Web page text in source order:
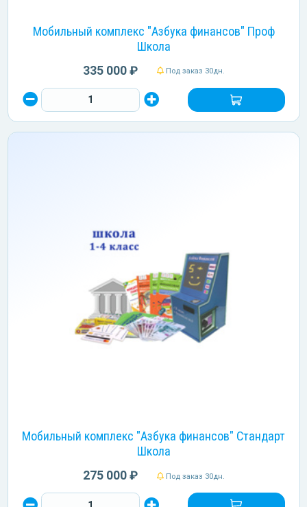
Мобильный комплекс "Азбука финансов" Проф
Школа
335 000 ₽ Под заказ 30дн.
Мобильный комплекс "Азбука финансов" Стандарт
Школа
275 000 ₽ Под заказ 30дн.